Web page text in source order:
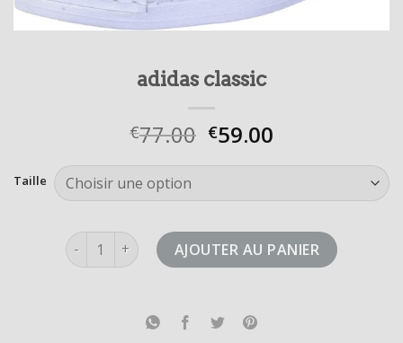
adidas classic
€77.00 €59.00
Taille
quantité de adidas classicAJOUTER AU PANIER